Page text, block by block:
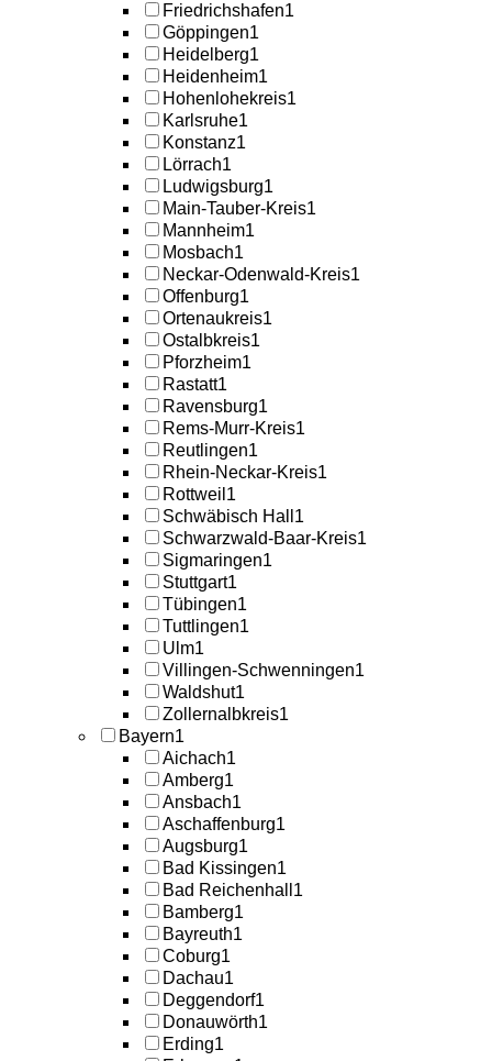
Friedrichshafen1
Göppingen1
Heidelberg1
Heidenheim1
Hohenlohekreis1
Karlsruhe1
Konstanz1
Lörrach1
Ludwigsburg1
Main-Tauber-Kreis1
Mannheim1
Mosbach1
Neckar-Odenwald-Kreis1
Offenburg1
Ortenaukreis1
Ostalbkreis1
Pforzheim1
Rastatt1
Ravensburg1
Rems-Murr-Kreis1
Reutlingen1
Rhein-Neckar-Kreis1
Rottweil 1
Schwäbisch Hall 1
Schwarzwald-Baar-Kreis1
Sigmaringen1
Stuttgart1
Tübingen1
Tuttlingen1
Ulm1
Villingen-Schwenningen1
Waldshut1
Zollernalbkreis1
Bayern1
Aichach1
Amberg1
Ansbach1
Aschaffenburg1
Augsburg1
Bad Kissingen1
Bad Reichenhall 1
Bamberg1
Bayreuth1
Coburg1
Dachau1
Deggendorf1
Donauwörth1
Erding1